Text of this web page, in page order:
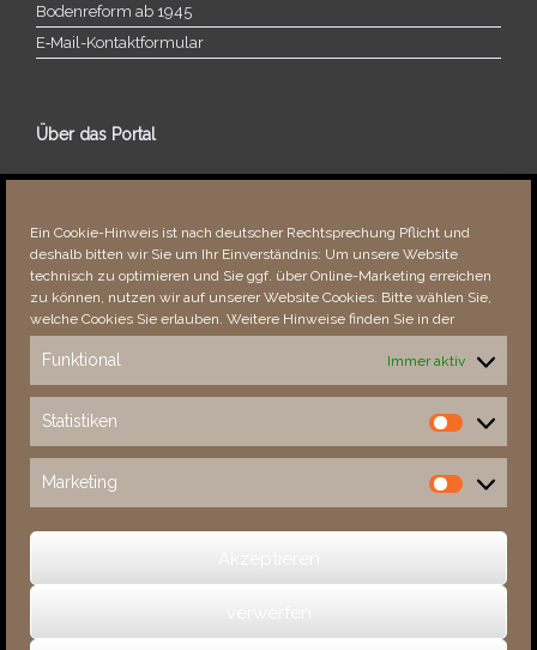
Ein Cookie-Hinweis ist nach deutscher Rechtsprechung Pflicht und
deshalb bitten wir Sie um Ihr Einverständnis: Um unsere Website
technisch zu optimieren und Sie ggf. über Online-Marketing erreichen
zu können, nutzen wir auf unserer Website Cookies. Bitte wählen Sie,
welche Cookies Sie erlauben. Weitere Hinweise finden Sie in der
Funktional Immer aktiv
Statistiken
Statistiken
Marketing
Marketing
Bodenreform ab 1945
E‑Mail-​​Kontaktformular
Über das Portal
Über dieses Portal
Fehler bemerkt?
Besucher seit 08/​2021
This Week
34021